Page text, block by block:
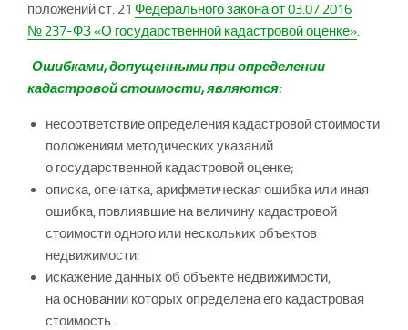
положений ст. 21 Федерального закона от 03.07.2016
№ 237-ФЗ «О государственной кадастровой оценке».
Ошибками, допущенными при определении
кадастровой стоимости, являются:
несоответствие определения кадастровой стоимости
положениям методических указаний
о государственной кадастровой оценке;
описка, опечатка, арифметическая ошибка или иная
ошибка, повлиявшие на величину кадастровой
стоимости одного или нескольких объектов
недвижимости;
искажение данных об объекте недвижимости,
на основании которых определена его кадастровая
стоимость.